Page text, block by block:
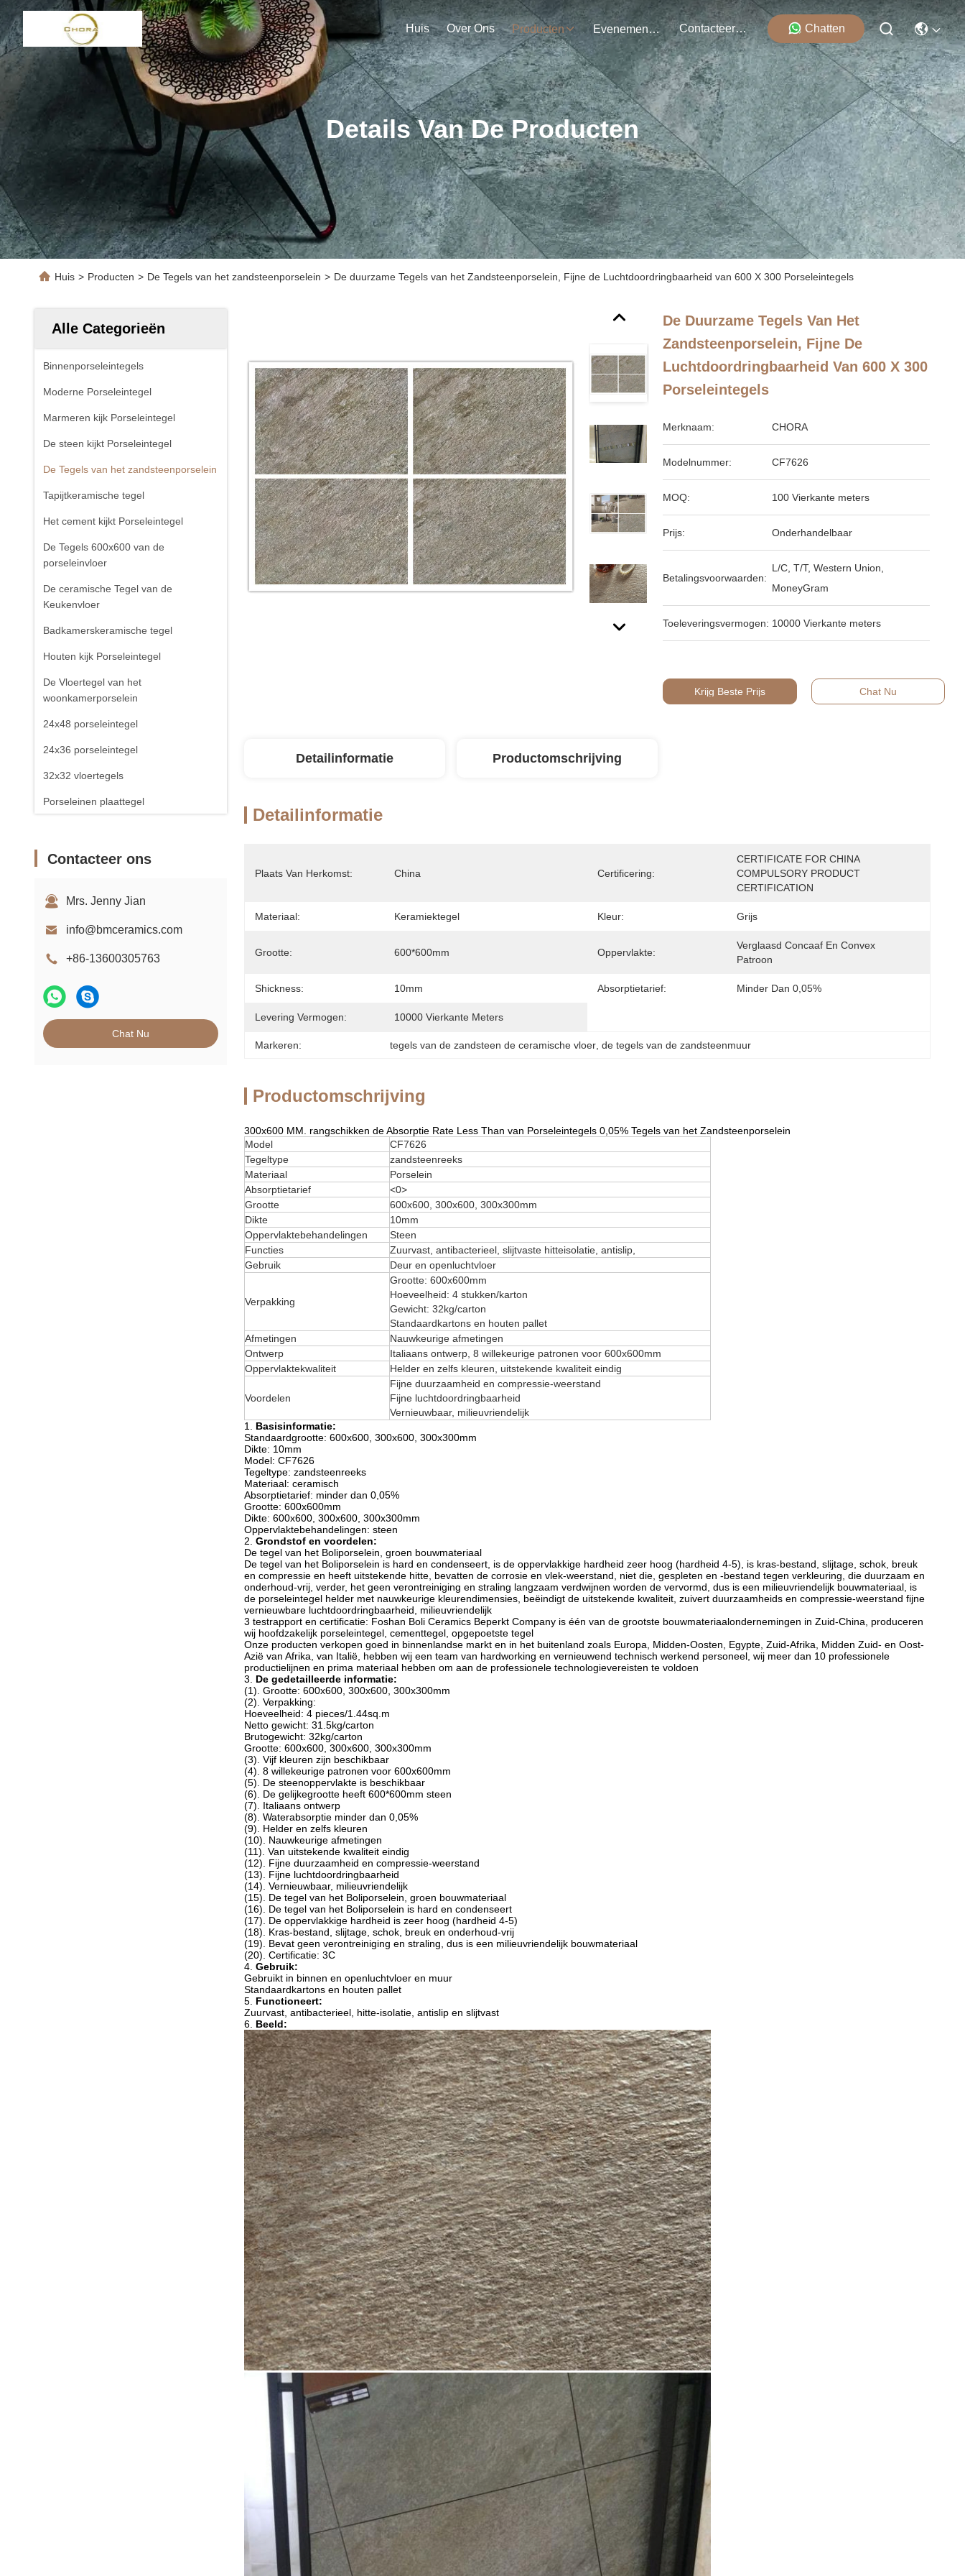
Huis Over Ons Producten Evenementen Contacteer Ons Chatten
Details Van De Producten
Huis > Producten > De Tegels van het zandsteenporselein > De duurzame Tegels van het Zandsteenporselein, Fijne de Luchtdoordringbaarheid van 600 X 300 Porseleintegels
Alle Categorieën
Binnenporseleintegels
Moderne Porseleintegel
Marmeren kijk Porseleintegel
De steen kijkt Porseleintegel
De Tegels van het zandsteenporselein
Tapijtkeramische tegel
Het cement kijkt Porseleintegel
De Tegels 600x600 van de
porseleinvloer
De ceramische Tegel van de
Keukenvloer
Badkamerskeramische tegel
Houten kijk Porseleintegel
De Vloertegel van het
woonkamerporselein
24x48 porseleintegel
24x36 porseleintegel
32x32 vloertegels
Porseleinen plaattegel
Contacteer ons
Mrs. Jenny Jian
info@bmceramics.com
+86-13600305763
Chat Nu
De Duurzame Tegels Van Het
Zandsteenporselein, Fijne De
Luchtdoordringbaarheid Van 600 X 300
Porseleintegels
Merknaam: CHORA
Modelnummer: CF7626
MOQ: 100 Vierkante meters
Prijs: Onderhandelbaar
Betalingsvoorwaarden:
L/C, T/T, Western Union,
MoneyGram
Toeleveringsvermogen: 10000 Vierkante meters
Krijg Beste Prijs Chat Nu
Detailinformatie Productomschrijving
Detailinformatie
Plaats Van Herkomst: China Certificering:
CERTIFICATE FOR CHINA
COMPULSORY PRODUCT
CERTIFICATION
Materiaal: Keramiektegel Kleur: Grijs
Grootte: 600*600mm Oppervlakte:
Verglaasd Concaaf En Convex
Patroon
Shickness: 10mm Absorptietarief: Minder Dan 0,05%
Levering Vermogen: 10000 Vierkante Meters
Markeren: tegels van de zandsteen de ceramische vloer , de tegels van de zandsteenmuur
Productomschrijving
300x600 MM. rangschikken de Absorptie Rate Less Than van Porseleintegels 0,05% Tegels van het Zandsteenporselein
Model
CF7626
Tegeltype
zandsteenreeks
Materiaal
Porselein
Absorptietarief
<0>
Grootte
600x600, 300x600, 300x300mm
Dikte
10mm
Oppervlaktebehandelingen
Steen
Functies
Zuurvast, antibacterieel, slijtvaste hitteisolatie, antislip,
Gebruik
Deur en openluchtvloer
Verpakking
Grootte: 600x600mm
Hoeveelheid: 4 stukken/karton
Gewicht: 32kg/carton
Standaardkartons en houten pallet
Afmetingen
Nauwkeurige afmetingen
Ontwerp
Italiaans ontwerp, 8 willekeurige patronen voor 600x600mm
Oppervlaktekwaliteit
Helder en zelfs kleuren, uitstekende kwaliteit eindig
Voordelen
Fijne duurzaamheid en compressie-weerstand
Fijne luchtdoordringbaarheid
Vernieuwbaar, milieuvriendelijk
1. Basisinformatie:
Standaardgrootte: 600x600, 300x600, 300x300mm
Dikte: 10mm
Model: CF7626
Tegeltype: zandsteenreeks
Materiaal: ceramisch
Absorptietarief: minder dan 0,05%
Grootte: 600x600mm
Dikte: 600x600, 300x600, 300x300mm
Oppervlaktebehandelingen: steen
2. Grondstof en voordelen:
De tegel van het Boliporselein, groen bouwmateriaal
De tegel van het Boliporselein is hard en condenseert, is de oppervlakkige hardheid zeer hoog (hardheid 4-5), is kras-bestand, slijtage, schok, breuk
en compressie en heeft uitstekende hitte, bevatten de corrosie en vlek-weerstand, niet die, gespleten en -bestand tegen verkleuring, die duurzaam en
onderhoud-vrij, verder, het geen verontreiniging en straling langzaam verdwijnen worden de vervormd, dus is een milieuvriendelijk bouwmateriaal, is
de porseleintegel helder met nauwkeurige kleurendimensies, beëindigt de uitstekende kwaliteit, zuivert duurzaamheids en compressie-weerstand fijne
vernieuwbare luchtdoordringbaarheid, milieuvriendelijk
3 testrapport en certificatie: Foshan Boli Ceramics Beperkt Company is één van de grootste bouwmateriaalondernemingen in Zuid-China, produceren
wij hoofdzakelijk porseleintegel, cementtegel, opgepoetste tegel
Onze producten verkopen goed in binnenlandse markt en in het buitenland zoals Europa, Midden-Oosten, Egypte, Zuid-Afrika, Midden Zuid- en Oost-
Azië van Afrika, van Italië, hebben wij een team van hardworking en vernieuwend technisch werkend personeel, wij meer dan 10 professionele
productielijnen en prima materiaal hebben om aan de professionele technologievereisten te voldoen
3. De gedetailleerde informatie:
(1). Grootte: 600x600, 300x600, 300x300mm
(2). Verpakking:
Hoeveelheid: 4 pieces/1.44sq.m
Netto gewicht: 31.5kg/carton
Brutogewicht: 32kg/carton
Grootte: 600x600, 300x600, 300x300mm
(3). Vijf kleuren zijn beschikbaar
(4). 8 willekeurige patronen voor 600x600mm
(5). De steenoppervlakte is beschikbaar
(6). De gelijkegrootte heeft 600*600mm steen
(7). Italiaans ontwerp
(8). Waterabsorptie minder dan 0,05%
(9). Helder en zelfs kleuren
(10). Nauwkeurige afmetingen
(11). Van uitstekende kwaliteit eindig
(12). Fijne duurzaamheid en compressie-weerstand
(13). Fijne luchtdoordringbaarheid
(14). Vernieuwbaar, milieuvriendelijk
(15). De tegel van het Boliporselein, groen bouwmateriaal
(16). De tegel van het Boliporselein is hard en condenseert
(17). De oppervlakkige hardheid is zeer hoog (hardheid 4-5)
(18). Kras-bestand, slijtage, schok, breuk en onderhoud-vrij
(19). Bevat geen verontreiniging en straling, dus is een milieuvriendelijk bouwmateriaal
(20). Certificatie: 3C
4. Gebruik:
Gebruikt in binnen en openluchtvloer en muur
Standaardkartons en houten pallet
5. Functioneert:
Zuurvast, antibacterieel, hitte-isolatie, antislip en slijtvast
6. Beeld: